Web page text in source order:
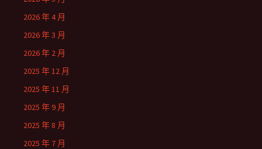
2026 年 4 月
2026 年 3 月
2026 年 2 月
2025 年 12 月
2025 年 11 月
2025 年 9 月
2025 年 8 月
2025 年 7 月